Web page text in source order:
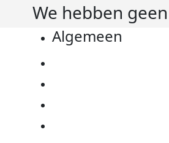
We hebben
Algemeen